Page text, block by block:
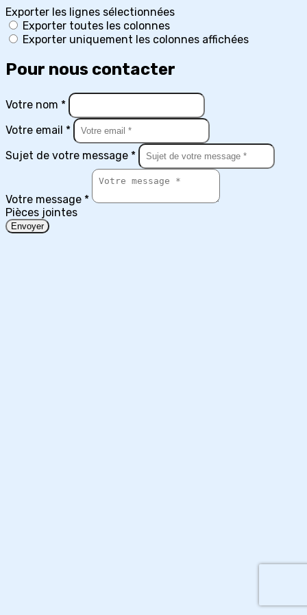
Exporter les lignes sélectionnées
Exporter toutes les colonnes
Exporter uniquement les colonnes affichées
Pour nous contacter
Votre nom *
Votre email *
Sujet de votre message *
Votre message *
Pièces jointes
Envoyer